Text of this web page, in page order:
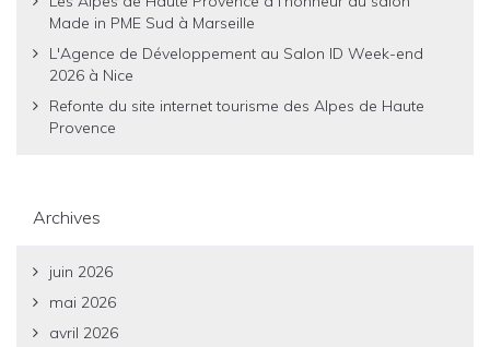
Made in PME Sud à Marseille
L'Agence de Développement au Salon ID Week-end
2026 à Nice
Refonte du site internet tourisme des Alpes de Haute
Provence
Archives
juin 2026
mai 2026
avril 2026